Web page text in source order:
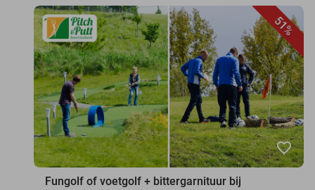
51%
favorite_border
Fungolf of voetgolf + bittergarnituur bij